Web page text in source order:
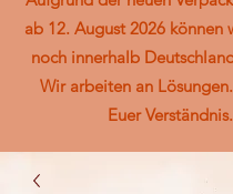
ab 12. August 2026 können
noch innerhalb
Wir arbeiten an
Euer